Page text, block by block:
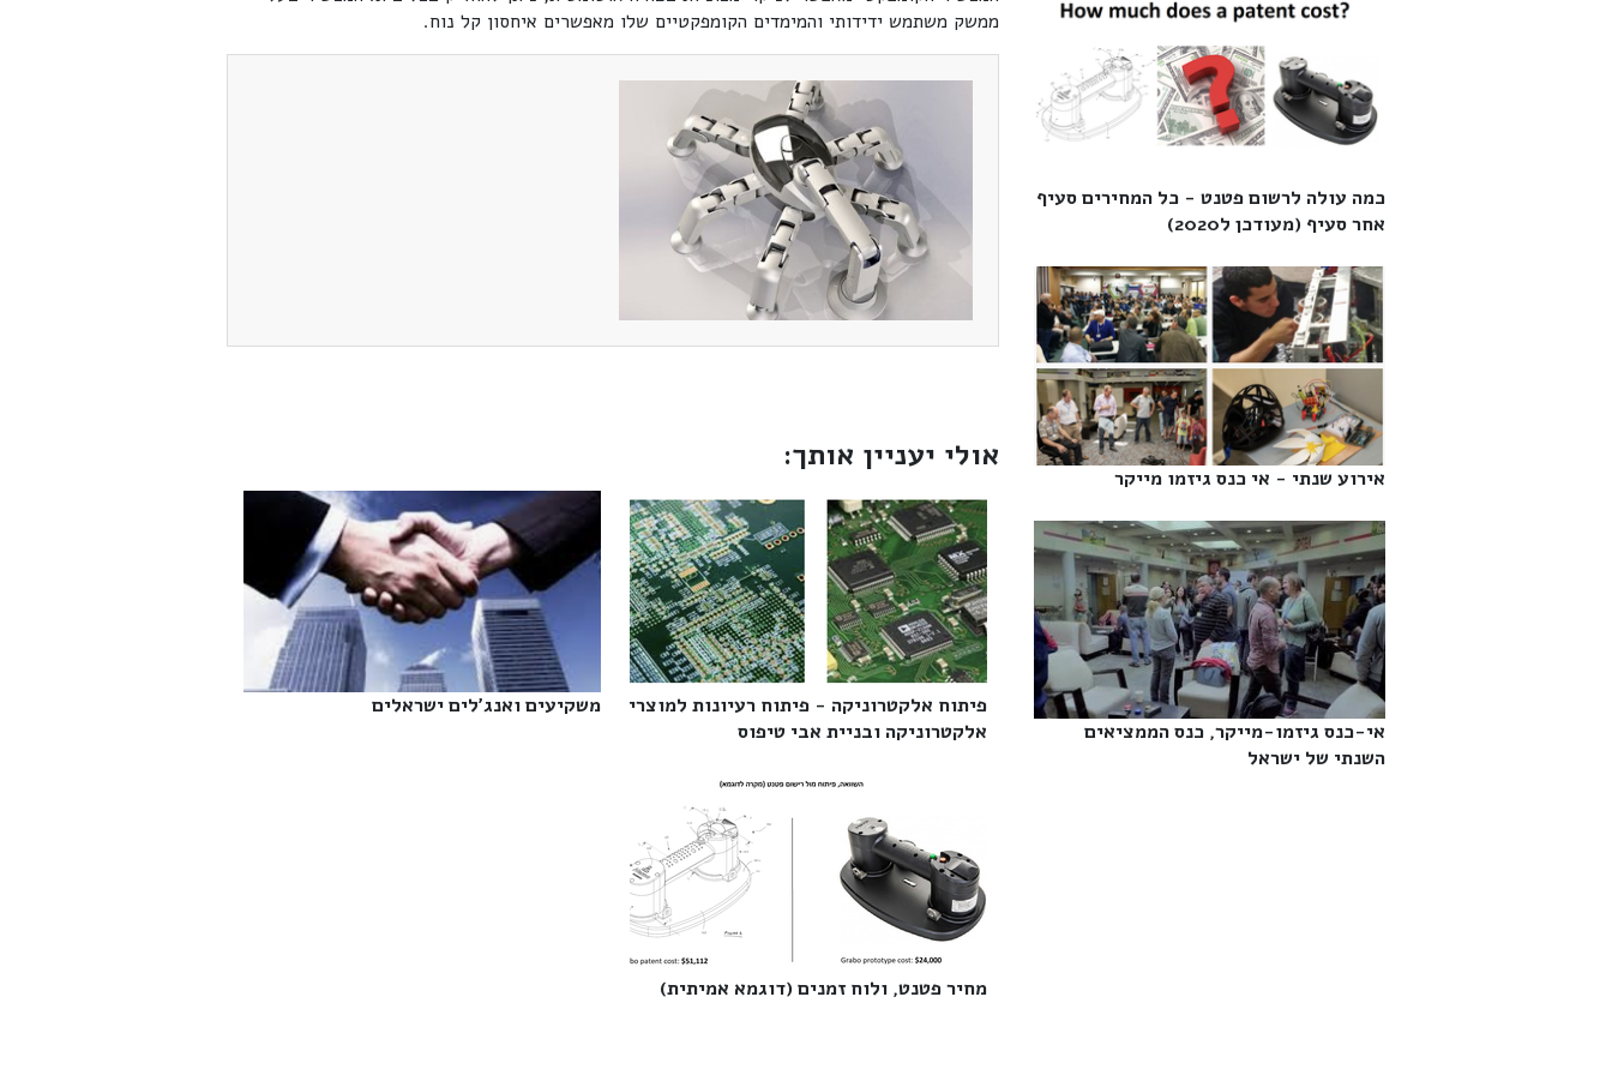
ממשק משתמש ידידותי והמימדים הקומפקטיים שלו מאפשרים איחסון קל נוח.
אולי יעניין אותך:
פיתוח אלקטרוניקה - פיתוח רעיונות למוצרי
אלקטרוניקה ובניית אבי טיפוס‎
משקיעים ואנג'לים ישראלים‎
מחיר פטנט, ולוח זמנים (דוגמא אמיתית)‎
כמה עולה לרשום פטנט - כל המחירים סעיף
אחר סעיף (מעודכן ל2020)‎
אירוע שנתי - אי כנס גיזמו מייקר‎
אי-כנס גיזמו-מייקר, כנס הממציאים
השנתי של ישראל‎